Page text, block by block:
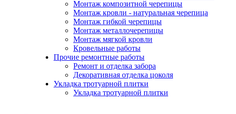
Монтаж композитной черепицы
Монтаж кровли - натуральная черепица
Монтаж гибкой черепицы
Монтаж металлочерепицы
Монтаж мягкой кровли
Кровельные работы
Прочие ремонтные работы
Ремонт и отделка забора
Декоративная отделка цоколя
Укладка тротуарной плитки
Укладка тротуарной плитки